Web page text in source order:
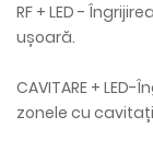
RF + LED -
ușoară.
CAVITARE +
zonele cu